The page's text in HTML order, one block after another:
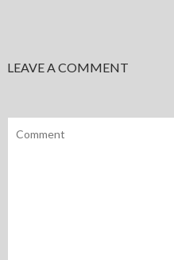
LEAVE A COMMENT